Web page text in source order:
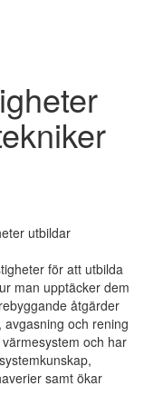
för att utbilda
man upptäcker dem
åtgärder
och rening
och har
samt ökar